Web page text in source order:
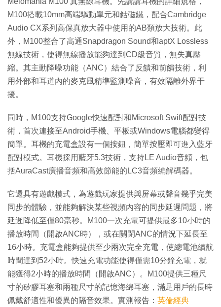
M100搭載10mm高端驅動單元和鈷磁鐵，配合Cambridge
Audio CX系列高保真放大器中使用的AB類放大技術。此
外，M100整合了高通Snapdragon Sound和aptX Lossless
無線技術，使得無線播放能夠達到CD級音質，無失真壓
縮。其主動降噪功能（ANC）結合了反饋和前饋技術，利
用外部和耳道內的麥克風精準監測噪音，有效隔離外界干
擾。
同時，M100支持Google快速配對和Microsoft Swift配對技
術，首次連接至Android手機、平板或Windows電腦都變得
簡單。耳機的充電盒設有一個按鈕，簡單按壓即可進入藍牙
配對模式。耳機採用藍牙5.3技術，支持LE Audio音頻，包
括AuraCast廣播音頻和高效節能的LC3音頻編解碼器。
它還具有遊戲模式，為遊戲玩家提供與屏幕或聲音幾乎完美
同步的體驗，並能夠解決某些視頻內容的同步延遲問題，將
延遲降低至僅80毫秒。M100一次充電可提供最多10小時的
播放時間（開啟ANC時），或在關閉ANC的情況下延長至
16小時。充電盒能夠提供至少兩次完全充電，使總電池續航
時間達到52小時。快速充電功能使得僅需10分鐘充電，就
能獲得2小時的播放時間（開啟ANC）。M100提供三種尺
寸的矽膠耳塞和兩種尺寸的記憶海綿耳塞，滿足用戶的長時
佩戴舒適性和優異的隔音效果。實測報告： 英倫經典